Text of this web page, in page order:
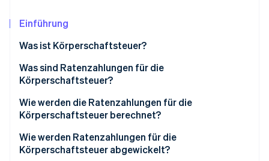
CO₂-Entnahme
Online-Identitätsprüfung
Stripe-Sessions 2026
Jetzt ansehen
Einführung
Was ist Körperschaftsteuer?
Was sind Ratenzahlungen für die
Körperschaftsteuer?
Wie werden die Ratenzahlungen für die
Körperschaftsteuer berechnet?
Ratenzahlungen für die Körperschaftsteuer mit
40.2 berechnen
Wie werden Ratenzahlungen für die
Körperschaftsteuer abgewickelt?